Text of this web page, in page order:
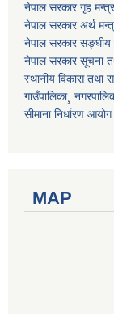
नेपाल सरकार गृह
नेपाल सरकार अर्थ
नेपाल सरकार सङ्घीय
नेपाल सरकार सूचना
स्थानीय विकास तथा
गाउँपालिका¸
सीमाना निर्धारण आयोग
MAP